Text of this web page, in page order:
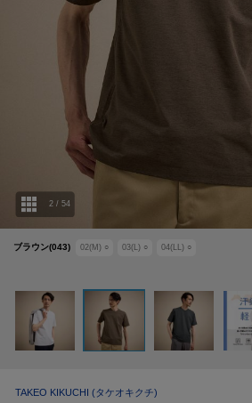
ブラウン(043) 02(M) ○ 03(L) ○ 04(LL) ○
2 / 54
TAKEO KIKUCHI (タケオキクチ)